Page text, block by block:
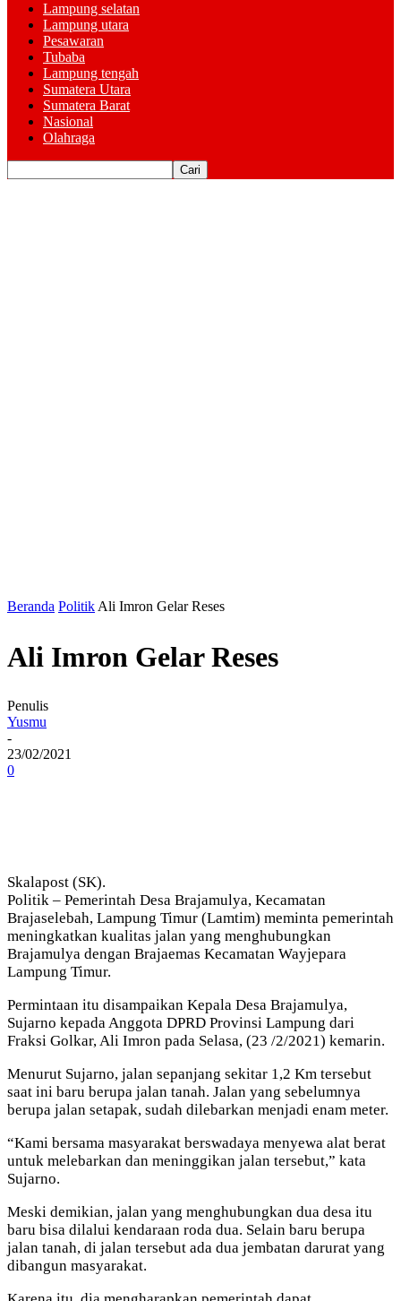
Lampung selatan
Lampung utara
Pesawaran
Tubaba
Lampung tengah
Sumatera Utara
Sumatera Barat
Nasional
Olahraga
Beranda Politik Ali Imron Gelar Reses
Ali Imron Gelar Reses
Penulis
Yusmu
-
23/02/2021
0
Skalapost (SK).
Politik – Pemerintah Desa Brajamulya, Kecamatan
Brajaselebah, Lampung Timur (Lamtim) meminta pemerintah
meningkatkan kualitas jalan yang menghubungkan
Brajamulya dengan Brajaemas Kecamatan Wayjepara
Lampung Timur.
Permintaan itu disampaikan Kepala Desa Brajamulya,
Sujarno kepada Anggota DPRD Provinsi Lampung dari
Fraksi Golkar, Ali Imron pada Selasa, (23 /2/2021) kemarin.
Menurut Sujarno, jalan sepanjang sekitar 1,2 Km tersebut
saat ini baru berupa jalan tanah. Jalan yang sebelumnya
berupa jalan setapak, sudah dilebarkan menjadi enam meter.
“Kami bersama masyarakat berswadaya menyewa alat berat
untuk melebarkan dan meninggikan jalan tersebut,” kata
Sujarno.
Meski demikian, jalan yang menghubungkan dua desa itu
baru bisa dilalui kendaraan roda dua. Selain baru berupa
jalan tanah, di jalan tersebut ada dua jembatan darurat yang
dibangun masyarakat.